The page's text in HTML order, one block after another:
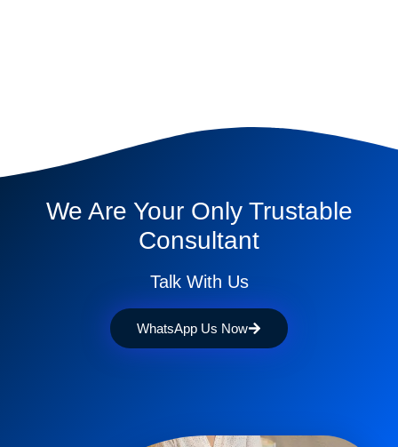
We Are Your Only Trustable
Consultant
Talk With Us
WhatsApp Us Now